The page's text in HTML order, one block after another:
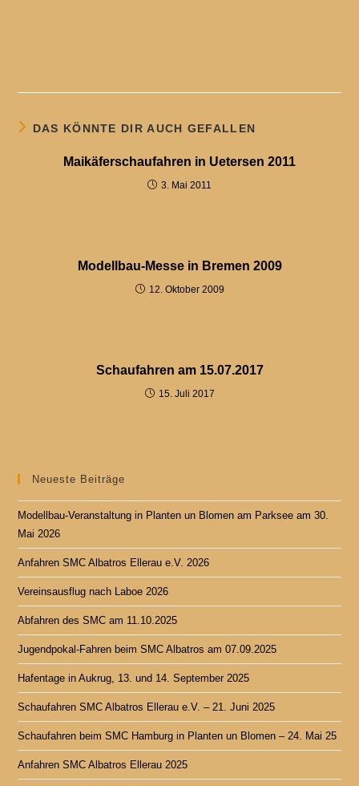
DAS KÖNNTE DIR AUCH GEFALLEN
Maikäferschaufahren in Uetersen 2011
3. Mai 2011
Modellbau-Messe in Bremen 2009
12. Oktober 2009
Schaufahren am 15.07.2017
15. Juli 2017
Neueste Beiträge
Modellbau-Veranstaltung in Planten un Blomen am Parksee am 30.
Mai 2026
Anfahren SMC Albatros Ellerau e.V. 2026
Vereinsausflug nach Laboe 2026
Abfahren des SMC am 11.10.2025
Jugendpokal-Fahren beim SMC Albatros am 07.09.2025
Hafentage in Aukrug, 13. und 14. September 2025
Schaufahren SMC Albatros Ellerau e.V. – 21. Juni 2025
Schaufahren beim SMC Hamburg in Planten un Blomen – 24. Mai 25
Anfahren SMC Albatros Ellerau 2025